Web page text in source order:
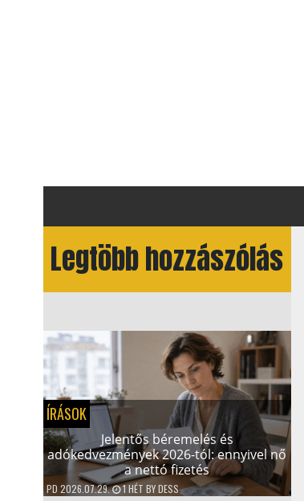
Legtöbb hozzászólás
ÍRÁSOK
Jelentős béremelés és
adókedvezmények 2026-tól: ennyivel nő
a nettó fizetés
PD 2026.07.29. 1 HÉT BYDESS